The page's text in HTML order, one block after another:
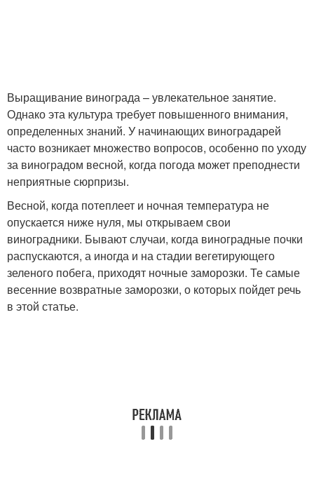
Выращивание винограда – увлекательное занятие.
Однако эта культура требует повышенного внимания,
определенных знаний. У начинающих виноградарей
часто возникает множество вопросов, особенно по уходу
за виноградом весной, когда погода может преподнести
неприятные сюрпризы.
Весной, когда потеплеет и ночная температура не
опускается ниже нуля, мы открываем свои
виноградники. Бывают случаи, когда виноградные почки
распускаются, а иногда и на стадии вегетирующего
зеленого побега, приходят ночные заморозки. Те самые
весенние возвратные заморозки, о которых пойдет речь
в этой статье.